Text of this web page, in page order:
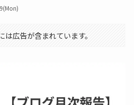
は広告が含まれています。